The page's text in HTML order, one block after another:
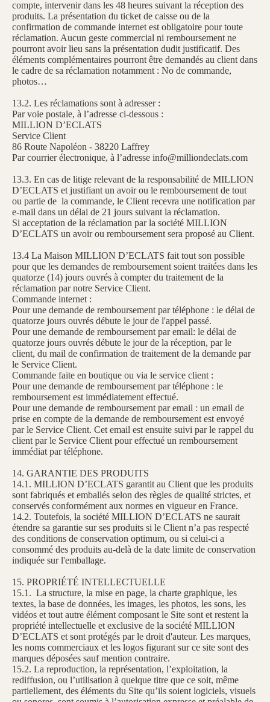
compte, intervenir dans les 48 heures suivant la réception des
produits. La présentation du ticket de caisse ou de la
confirmation de commande internet est obligatoire pour toute
réclamation. Aucun geste commercial ni remboursement ne
pourront avoir lieu sans la présentation dudit justificatif. Des
éléments complémentaires pourront être demandés au client dans
le cadre de sa réclamation notamment : No de commande,
photos…
13.2. Les réclamations sont à adresser :
Par voie postale, à l’adresse ci-dessous :
MILLION D’ECLATS
Service Client
86 Route Napoléon - 38220 Laffrey
Par courrier électronique, à l’adresse info@milliondeclats.com
13.3. En cas de litige relevant de la responsabilité de MILLION
D’ECLATS et justifiant un avoir ou le remboursement de tout
ou partie de la commande, le Client recevra une notification par
e-mail dans un délai de 21 jours suivant la réclamation.
Si acceptation de la réclamation par la société MILLION
D’ECLATS un avoir ou remboursement sera proposé au Client.
13.4 La Maison MILLION D’ECLATS fait tout son possible
pour que les demandes de remboursement soient traitées dans les
quatorze (14) jours ouvrés à compter du traitement de la
réclamation par notre Service Client.
Commande internet :
Pour une demande de remboursement par téléphone : le délai de
quatorze jours ouvrés débute le jour de l'appel passé.
Pour une demande de remboursement par email: le délai de
quatorze jours ouvrés débute le jour de la réception, par le
client, du mail de confirmation de traitement de la demande par
le Service Client.
Commande faite en boutique ou via le service client :
Pour une demande de remboursement par téléphone : le
remboursement est immédiatement effectué.
Pour une demande de remboursement par email : un email de
prise en compte de la demande de remboursement est envoyé
par le Service Client. Cet email est ensuite suivi par le rappel du
client par le Service Client pour effectué un remboursement
immédiat par téléphone.
14. GARANTIE DES PRODUITS
14.1. MILLION D’ECLATS garantit au Client que les produits
sont fabriqués et emballés selon des règles de qualité strictes, et
conservés conformément aux normes en vigueur en France.
14.2. Toutefois, la société MILLION D’ECLATS ne saurait
étendre sa garantie sur ses produits si le Client n’a pas respecté
des conditions de conservation optimum, ou si celui-ci a
consommé des produits au-delà de la date limite de conservation
indiquée sur l'emballage.
15. PROPRIÉTÉ INTELLECTUELLE
15.1. La structure, la mise en page, la charte graphique, les
textes, la base de données, les images, les photos, les sons, les
vidéos et tout autre élément composant le Site sont et restent la
propriété intellectuelle et exclusive de la société MILLION
D’ECLATS et sont protégés par le droit d'auteur. Les marques,
les noms commerciaux et les logos figurant sur ce site sont des
marques déposées sauf mention contraire.
15.2. La reproduction, la représentation, l’exploitation, la
rediffusion, ou l’utilisation à quelque titre que ce soit, même
partiellement, des éléments du Site qu’ils soient logiciels, visuels